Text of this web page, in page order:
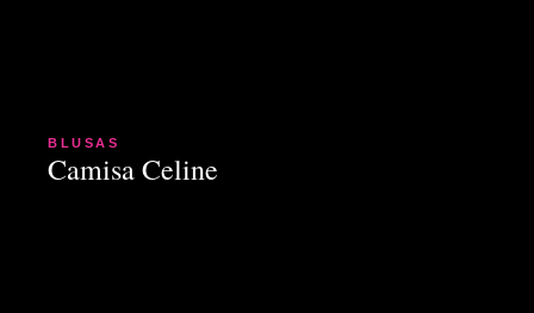
BLUSAS
Camisa Celine